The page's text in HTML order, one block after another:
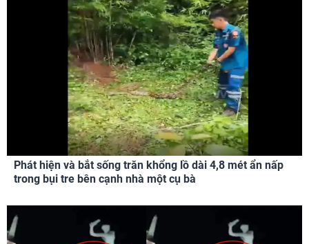
Phát hiện và bắt sống trăn khổng lồ dài 4,8 mét ẩn nấp
trong bụi tre bên cạnh nhà một cụ bà